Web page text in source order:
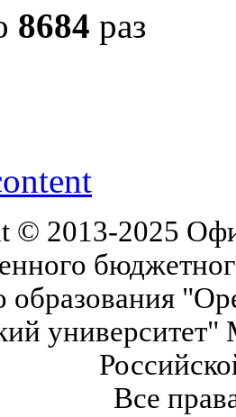
8684 раз
© 2013-2025
образования
университет"
Все